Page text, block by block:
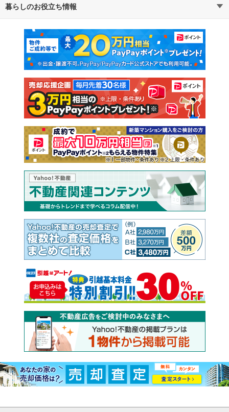
不動産・住宅
新築マンション 中古マンション
新築一戸建て 中古一戸建て
注文住宅 土地
売却査定
暮らしのお役立ち情報
マンションカタログ 教えて！住まいの先生